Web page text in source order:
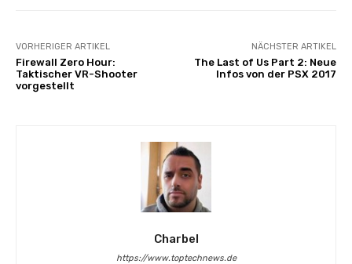
VORHERIGER ARTIKEL
Firewall Zero Hour:
Taktischer VR-Shooter
vorgestellt
NÄCHSTER ARTIKEL
The Last of Us Part 2: Neue
Infos von der PSX 2017
Charbel
https://www.toptechnews.de